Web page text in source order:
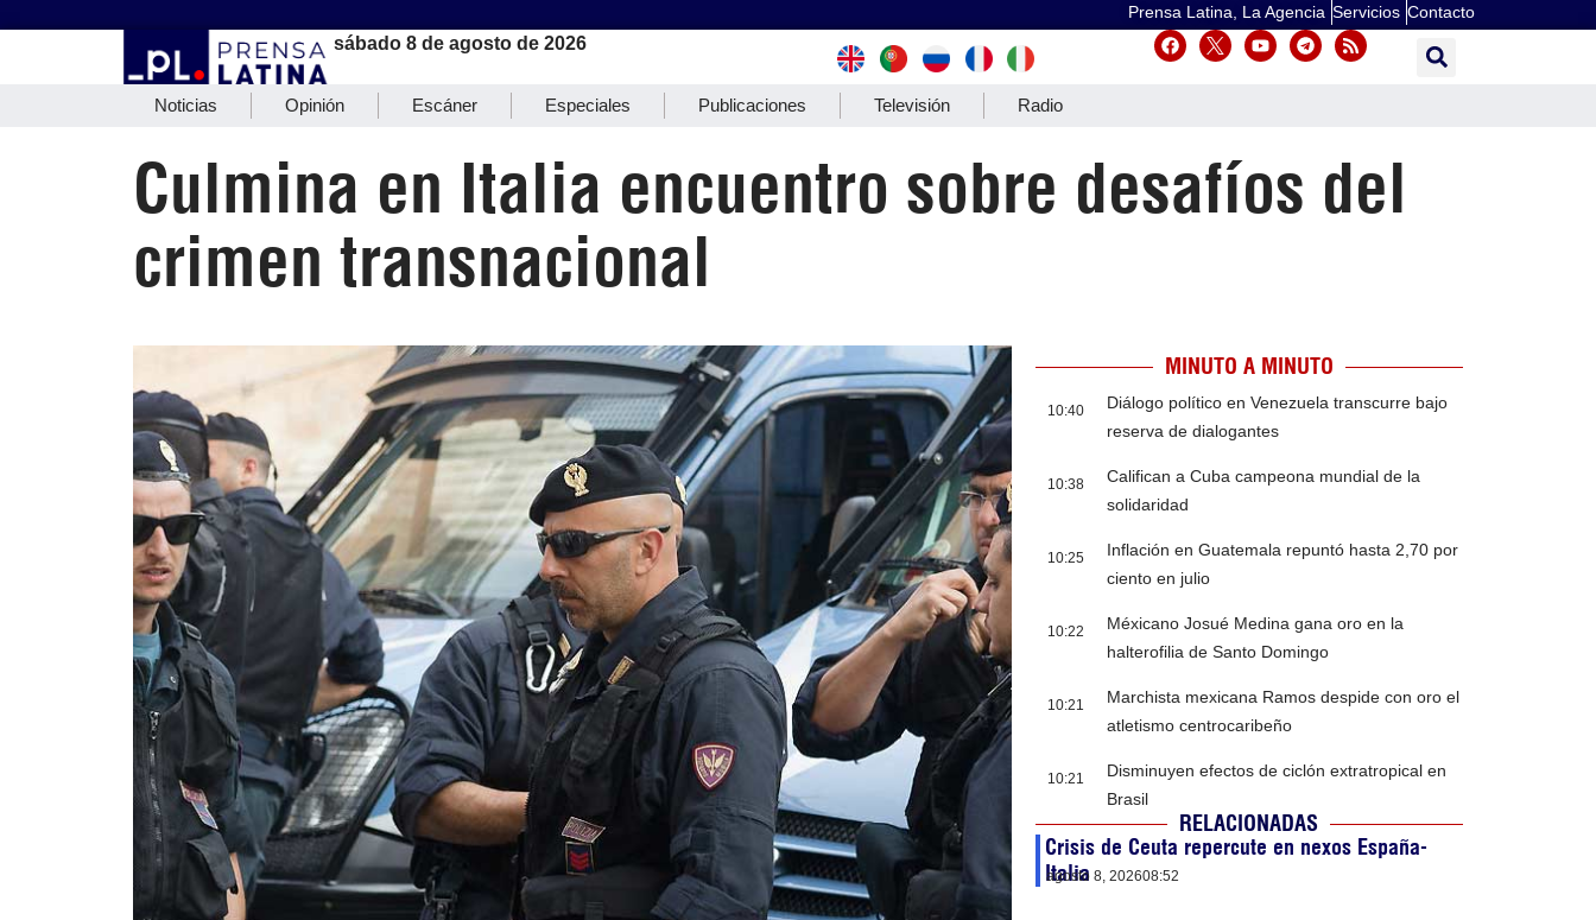
Prensa Latina, La Agencia Servicios Contacto
sábado 8 de agosto de 2026
Noticias Opinión Escáner Especiales Publicaciones Televisión Radio
Culmina en Italia encuentro sobre desafíos del
crimen transnacional
MINUTO A MINUTO
10:40
Diálogo político en Venezuela transcurre bajo
reserva de dialogantes
10:38
Califican a Cuba campeona mundial de la
solidaridad
10:25
Inflación en Guatemala repuntó hasta 2,70 por
ciento en julio
10:22
Méxicano Josué Medina gana oro en la
halterofilia de Santo Domingo
10:21
Marchista mexicana Ramos despide con oro el
atletismo centrocaribeño
10:21
Disminuyen efectos de ciclón extratropical en
Brasil
RELACIONADAS
Crisis de Ceuta repercute en nexos España-
Italia
agosto 8, 202608:52